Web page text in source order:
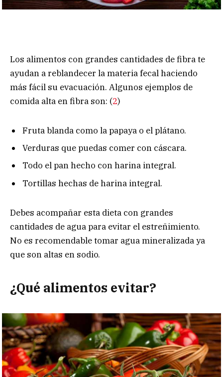
Los alimentos con grandes cantidades de fibra te
ayudan a reblandecer la materia fecal haciendo
más fácil su evacuación. Algunos ejemplos de
comida alta en fibra son: (2)
Fruta blanda como la papaya o el plátano.
Verduras que puedas comer con cáscara.
Todo el pan hecho con harina integral.
Tortillas hechas de harina integral.
Debes acompañar esta dieta con grandes
cantidades de agua para evitar el estreñimiento.
No es recomendable tomar agua mineralizada ya
que son altas en sodio.
¿Qué alimentos evitar?